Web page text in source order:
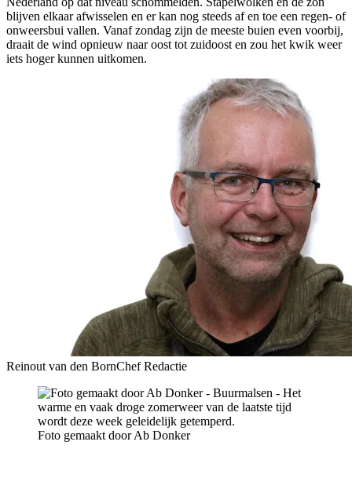
blijven elkaar afwisselen en er kan nog steeds af en toe een regen- of
onweersbui vallen. Vanaf zondag zijn de meeste buien even voorbij,
draait de wind opnieuw naar oost tot zuidoost en zou het kwik weer
iets hoger kunnen uitkomen.
Reinout van den BornChef Redactie
Foto gemaakt door Ab Donker